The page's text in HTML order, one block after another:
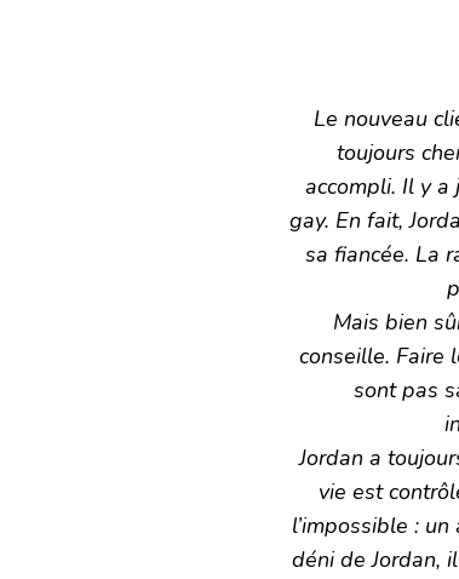
Le nouveau
toujours
accompli. Il y a
gay. En fait,
sa fiancée. La
Mais bien
conseille. Faire
sont pas
Jordan a
vie est
l’impossible :
déni de Jordan,